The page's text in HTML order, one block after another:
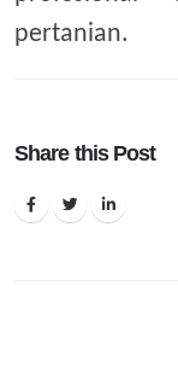
pertanian.
Share this Post